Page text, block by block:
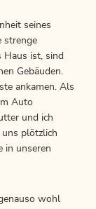
seines
strenge
Haus ist, sind
Gebäuden.
ankamen. Als
Auto
und ich
uns plötzlich
in unseren
wohl